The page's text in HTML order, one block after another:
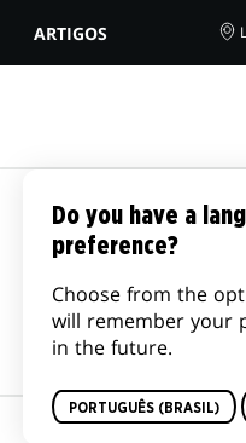
ARTIGOS
Do you have a
preference?
Choose from the
will remember your
in the future.
PORTUGUÊS (BRASIL)